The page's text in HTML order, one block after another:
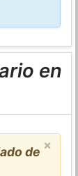
en
×
de